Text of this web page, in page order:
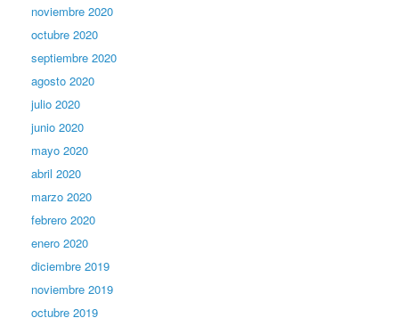
noviembre 2020
octubre 2020
septiembre 2020
agosto 2020
julio 2020
junio 2020
mayo 2020
abril 2020
marzo 2020
febrero 2020
enero 2020
diciembre 2019
noviembre 2019
octubre 2019